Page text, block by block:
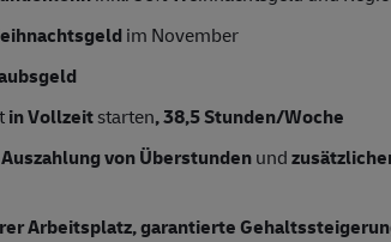
im November
in Vollzeitstarten,38,5Stunden/Woche
Auszahlung von Überstundenund
Arbeitsplatz, garantierte